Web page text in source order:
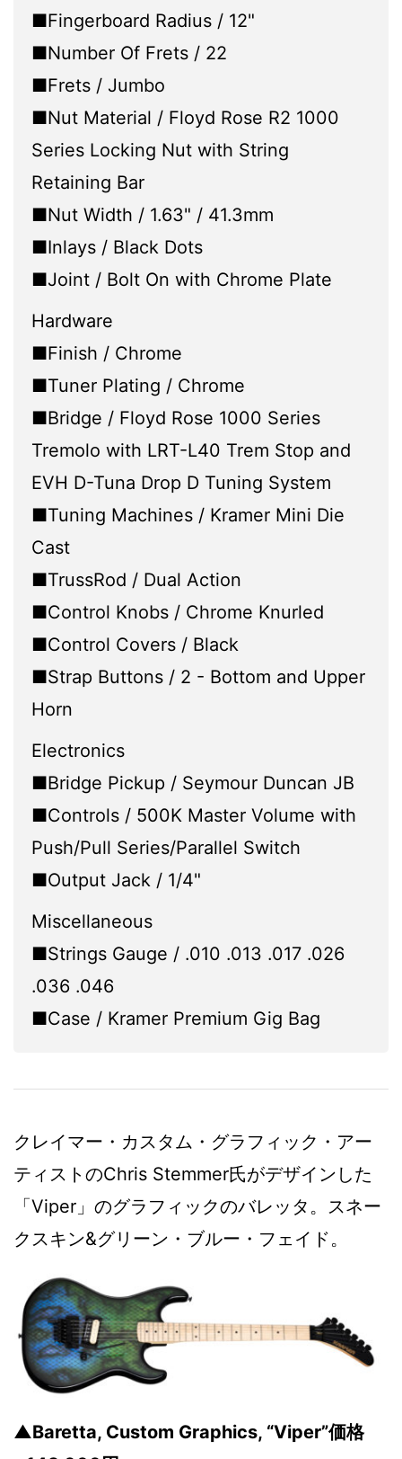
■Fingerboard Radius / 12"
■Number Of Frets / 22
■Frets / Jumbo
■Nut Material / Floyd Rose R2 1000
Series Locking Nut with String
Retaining Bar
■Nut Width / 1.63" / 41.3mm
■Inlays / Black Dots
■Joint / Bolt On with Chrome Plate
Hardware
■Finish / Chrome
■Tuner Plating / Chrome
■Bridge / Floyd Rose 1000 Series
Tremolo with LRT-L40 Trem Stop and
EVH D-Tuna Drop D Tuning System
■Tuning Machines / Kramer Mini Die
Cast
■TrussRod / Dual Action
■Control Knobs / Chrome Knurled
■Control Covers / Black
■Strap Buttons / 2 - Bottom and Upper
Horn
Electronics
■Bridge Pickup / Seymour Duncan JB
■Controls / 500K Master Volume with
Push/Pull Series/Parallel Switch
■Output Jack / 1/4"
Miscellaneous
■Strings Gauge / .010 .013 .017 .026
.036 .046
■Case / Kramer Premium Gig Bag
クレイマー・カスタム・グラフィック・アー
ティストのChris Stemmer氏がデザインした
「Viper」のグラフィックのバレッタ。スネー
クスキン&グリーン・ブルー・フェイド。
▲Baretta, Custom Graphics, “Viper”価格